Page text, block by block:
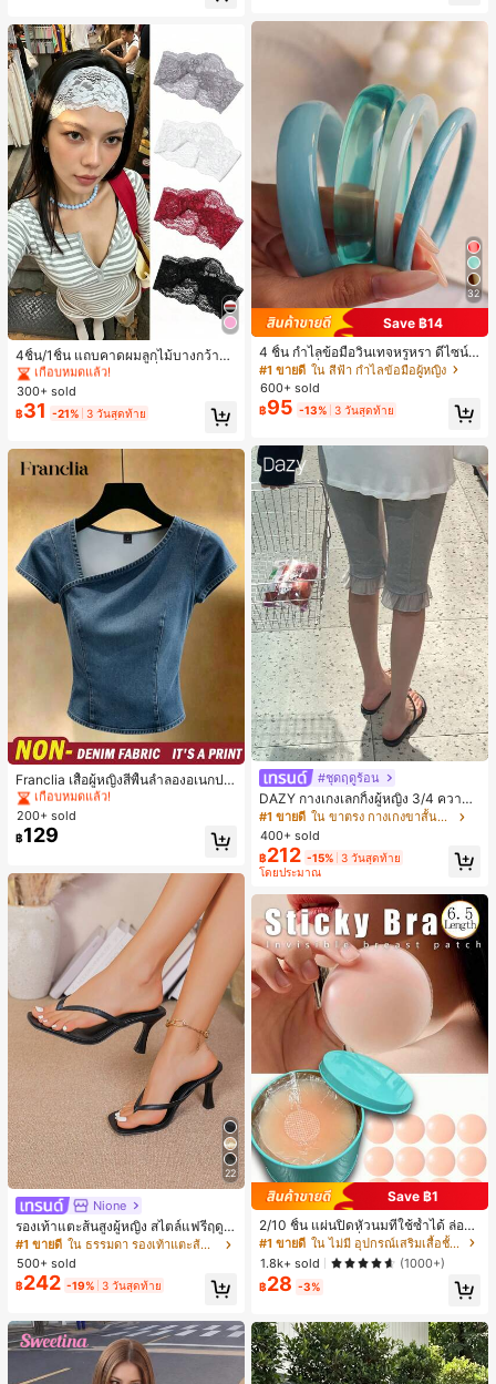
4ชิ้น/1ชิ้น แถบคาดผมลูกไม้บางกว้างยื
ดหยุ่นสำหรับผู้หญิง, แฟชั่นอเนกประสง
ค์พรีเมียมหรูหราสไตล์มินิมอล ผ้าพันคอ
เล็กๆ ห่วงผม อุปกรณ์เสริมผม, เหมาะสำ
หรับการออกไปข้างนอกประจำวัน, ลำล
อง, งานปาร์ตี้, การเดินทาง, การพักผ่อ
น, การมัดผม, การจัดทรงผม, การแต่งห
น้า, การจับคู่ชุด, อุปกรณ์เสริมประดับผ
ม
#1 ขายดี
เกือบหมดแล้ว!
#1 ขายดี
เกือบหมดแล้ว!
#1 ขายดี
เกือบหมดแล้ว!
#1 ขายดี
ใน ไม่เป็นทางการ เครื่องประดับผมผู้หญิง
300+ sold
฿31 -21% 3 วันสุดท้าย
Franclia เสื้อผู้หญิงสีพื้นลำลองอเนกปร
ะสงค์สำหรับใส่ประจำวัน
#1 ขายดี ใน ธรรมดา เสื้อผู้หญิง
เกือบหมดแล้ว!
#1 ขายดี ใน ธรรมดา เสื้อผู้หญิง
เกือบหมดแล้ว!
#1 ขายดี ใน ธรรมดา เสื้อผู้หญิง
เกือบหมดแล้ว!
#1 ขายดี
200+ sold
฿129
22
Nione
รองเท้าแตะส้นสูงผู้หญิง สไตล์แฟรี่ฤดูร้
อน ส้นบาง แบบคีบ แต่งสายคาดผม รอ
งเท้าแตะชายหาดสำหรับเที่ยวพักผ่อน
แฟชั่นสายไขว้ สำหรับเดทไนท์
#1 ขายดี
ใน ธรรมดา รองเท้าแตะส้นสูงผู้หญิง
500+ sold
฿242 -19% 3 วันสุดท้าย
32
Save ฿14
4 ชิ้น กำไลข้อมือวินเทจหรูหรา ดีไซน์มิ
นิมอลแฟชั่น เหมาะสำหรับใส่ในชีวิตปร
ะจำวัน อะคริลิก เหมาะสำหรับใส่ในชีวิ
ตประจำวันและงานปาร์ตี้ ของขวัญสำห
รับผู้หญิง
#1 ขายดี ใน สีฟ้า กำไลข้อมือผู้หญิง
600+ sold
฿95 -13% 3 วันสุดท้าย
#ชุดฤดูร้อน
DAZY กางเกงเลกกิ้งผู้หญิง 3/4 ความย
าวขา ทรงเข้ารูป แต่งลูกไม้แบบปะติด
ลำลอง สำหรับวันหยุดฤดูร้อน
#1 ขายดี
ใน ขาตรง กางเกงขาสั้นผู้หญิง
400+ sold
฿212 -15% 3 วันสุดท้าย
โดยประมาณ
Save ฿1
2/10 ชิ้น แผ่นปิดหัวนมที่ใช้ซ้ำได้ ล่องห
น ไร้รอยต่อ & ไม่ลื่น เหมาะสำหรับโอก
าสต่างๆ สิ่งจำเป็นสำหรับฤดูร้อน
#1 ขายดี
ใน ไม่มี อุปกรณ์เสริมเสื้อชั้นในผู้หญิง
1.8k+ sold
(1000+)
฿28 -3%